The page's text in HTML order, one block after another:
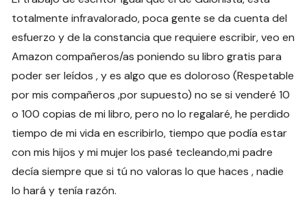
totalmente infravalorado, poca gente se da cuenta del
esfuerzo y de la constancia que requiere escribir, veo en
Amazon compañeros/as poniendo su libro gratis para
poder ser leídos , y es algo que es doloroso (Respetable
por mis compañeros ,por supuesto) no se si venderé 10
o 100 copias de mi libro, pero no lo regalaré, he perdido
tiempo de mi vida en escribirlo, tiempo que podía estar
con mis hijos y mi mujer los pasé tecleando,mi padre
decía siempre que si tú no valoras lo que haces , nadie
lo hará y tenía razón.